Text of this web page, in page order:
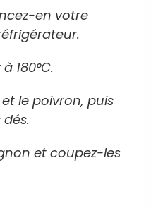
en votre
180°C.
le poivron, puis
et coupez-les